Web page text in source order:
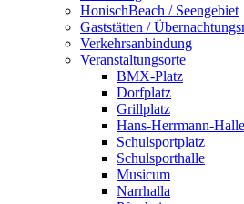
HonischBeach / Seengebiet
Gaststätten /
Verkehrsanbindung
Veranstaltungsorte
BMX-Platz
Dorfplatz
Grillplatz
Hans-Herrmann-Halle
Schulsportplatz
Schulsporthalle
Musicum
Narrhalla